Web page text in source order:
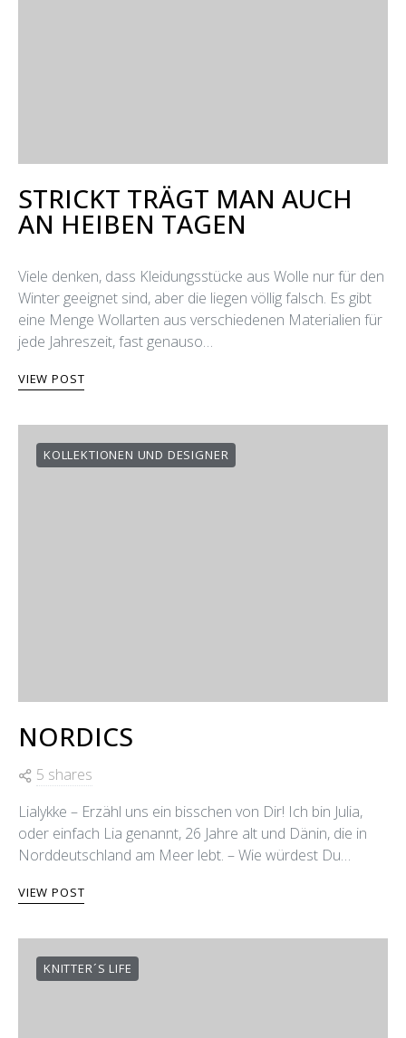
STRICKT TRÄGT MAN AUCH
AN HEIΒEN TAGEN
Viele denken, dass Kleidungsstücke aus Wolle nur für den
Winter geeignet sind, aber die liegen völlig falsch. Es gibt
eine Menge Wollarten aus verschiedenen Materialien für
jede Jahreszeit, fast genauso…
VIEW POST
KOLLEKTIONEN UND DESIGNER
NORDICS
5 shares
Lialykke – Erzähl uns ein bisschen von Dir! Ich bin Julia,
oder einfach Lia genannt, 26 Jahre alt und Dänin, die in
Norddeutschland am Meer lebt. – Wie würdest Du…
VIEW POST
KNITTER´S LIFE